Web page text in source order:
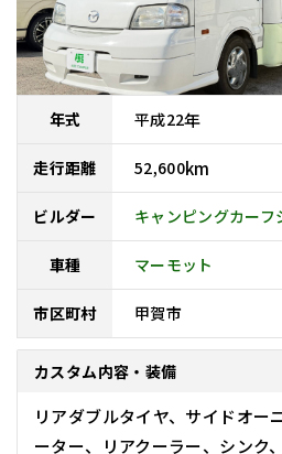
年式 平成22年
走行距離 52,600km
ビルダー キャンピングカーフ
車種 マーモット
市区町村 甲賀市
カスタム内容・装備
リアダブルタイヤ、サイドオー
ーター、リアクーラー、シンク